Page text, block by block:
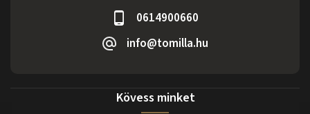
0614900660
info@tomilla.hu
Kövess minket